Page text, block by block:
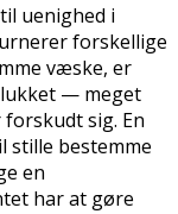
uenighed i
forskellige
væske, er
— meget
sig. En
stille bestemme
en
har at gøre